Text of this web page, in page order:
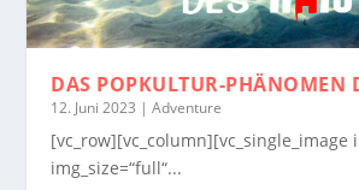
DAS POPKULTUR-PHÄNOMEN
12. Juni 2023 |Adventure
[vc_row][vc_column][vc_single_image
img_size=“full“...